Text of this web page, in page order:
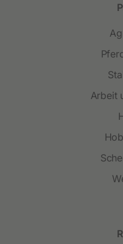
Arbeit